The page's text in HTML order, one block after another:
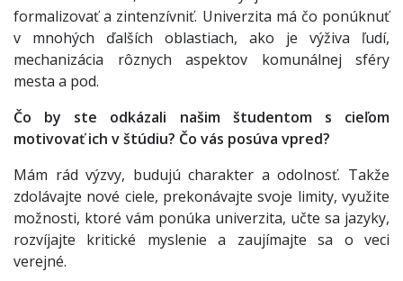
formalizovať a zintenzívniť. Univerzita má čo ponúknuť
v mnohých ďalších oblastiach, ako je výživa ľudí,
mechanizácia rôznych aspektov komunálnej sféry
mesta a pod.
Čo by ste odkázali našim študentom s cieľom
motivovať ich v štúdiu? Čo vás posúva vpred?
Mám rád výzvy, budujú charakter a odolnosť. Takže
zdolávajte nové ciele, prekonávajte svoje limity, využite
možnosti, ktoré vám ponúka univerzita, učte sa jazyky,
rozvíjajte kritické myslenie a zaujímajte sa o veci
verejné.